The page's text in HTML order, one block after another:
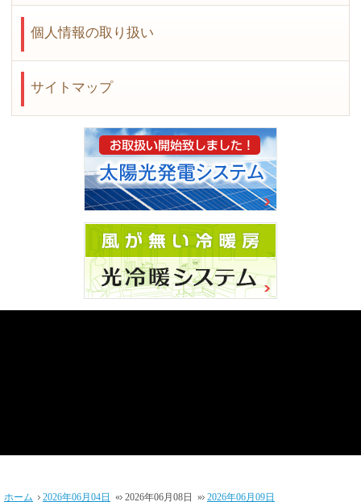
個人情報の取り扱い
サイトマップ
ホーム 2026年06月04日 « 2026年06月08日 » 2026年06月09日